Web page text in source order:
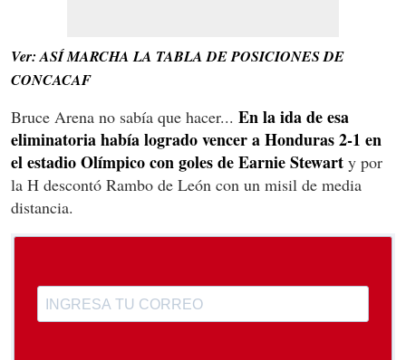
Ver: ASÍ MARCHA LA TABLA DE POSICIONES DE
CONCACAF
Bruce Arena no sabía que hacer... En la ida de esa
eliminatoria había logrado vencer a Honduras 2-1 en
el estadio Olímpico con goles de Earnie Stewart y por
la H descontó Rambo de León con un misil de media
distancia.